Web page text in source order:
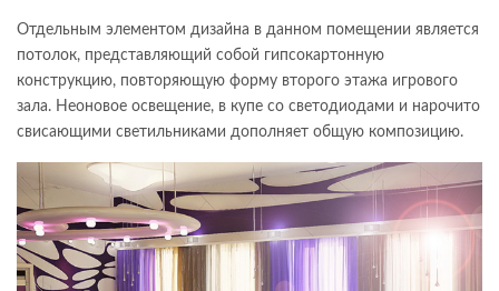
Отдельным элементом дизайна в данном помещении является
потолок, представляющий собой гипсокартонную
конструкцию, повторяющую форму второго этажа игрового
зала. Неоновое освещение, в купе со светодиодами и нарочито
свисающими светильниками дополняет общую композицию.